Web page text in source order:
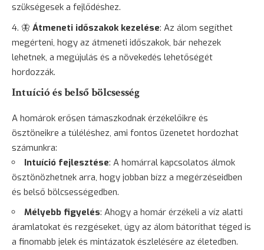
szükségesek a fejlődéshez.
🦋 Átmeneti időszakok kezelése: Az álom segíthet
megérteni, hogy az átmeneti időszakok, bár nehezek
lehetnek, a megújulás és a növekedés lehetőségét
hordozzák.
Intuíció és belső bölcsesség
A homárok erősen támaszkodnak érzékelőikre és
ösztöneikre a túléléshez, ami fontos üzenetet hordozhat
számunkra:
Intuíció fejlesztése: A homárral kapcsolatos álmok
ösztönözhetnek arra, hogy jobban bízz a megérzéseidben
és belső bölcsességedben.
Mélyebb figyelés: Ahogy a homár érzékeli a víz alatti
áramlatokat és rezgéseket, úgy az álom bátoríthat téged is
a finomabb jelek és mintázatok észlelésére az életedben.